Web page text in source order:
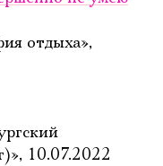
отдыха»,
10.07.2022